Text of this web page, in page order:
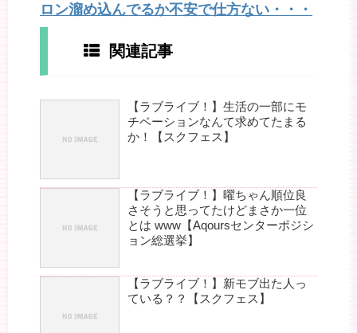
ロン溜め込んでるか不安で仕方ない・・・
関連記事
【ラブライブ！】生活の一部にモ
チベーションなんて求めてたまる
か！【スクフェス】
【ラブライブ！】曜ちゃん順位良
さそうと思ってたけどまさか一位
とは www【Aqoursセンターポジシ
ョン総選挙】
【ラブライブ！】新モブ出た人っ
ている？？【スクフェス】